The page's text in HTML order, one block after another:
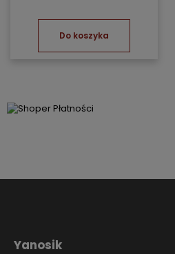
Do koszyka
Yanosik